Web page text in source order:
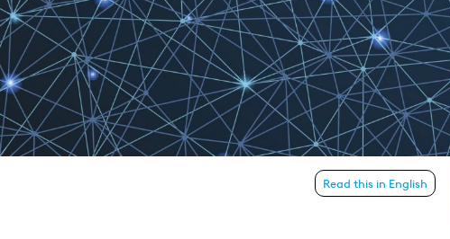
Read this in English